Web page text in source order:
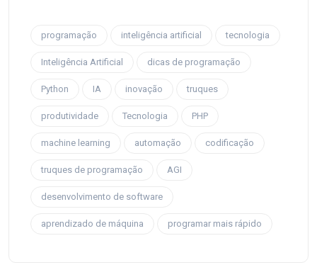
programação inteligência artificial tecnologia
Inteligência Artificial dicas de programação
Python IA inovação truques
produtividade Tecnologia PHP
machine learning automação codificação
truques de programação AGI
desenvolvimento de software
aprendizado de máquina programar mais rápido